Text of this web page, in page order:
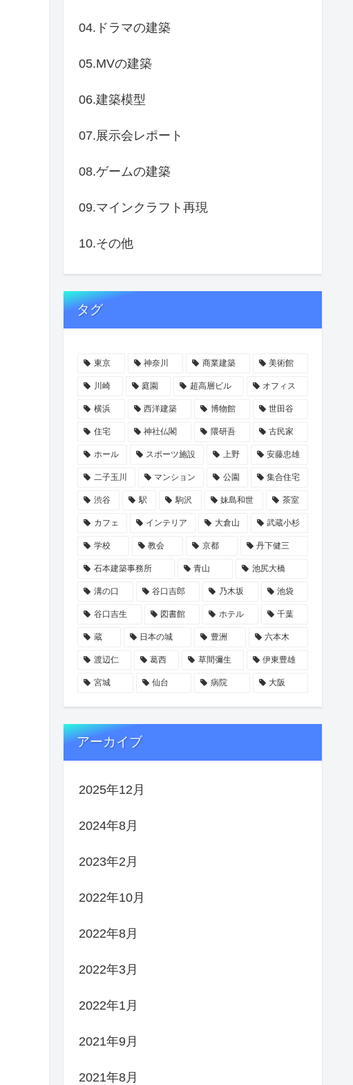
04.ドラマの建築
05.MVの建築
06.建築模型
07.展示会レポート
08.ゲームの建築
09.マインクラフト再現
10.その他
タグ
東京 神奈川 商業建築 美術館
川崎 庭園 超高層ビル オフィス
横浜 西洋建築 博物館 世田谷
住宅 神社仏閣 隈研吾 古民家
ホール スポーツ施設 上野 安藤忠雄
二子玉川 マンション 公園 集合住宅
渋谷 駅 駒沢 妹島和世 茶室
カフェ インテリア 大倉山 武蔵小杉
学校 教会 京都 丹下健三
石本建築事務所 青山 池尻大橋
溝の口 谷口吉郎 乃木坂 池袋
谷口吉生 図書館 ホテル 千葉
蔵 日本の城 豊洲 六本木
渡辺仁 葛西 草間彌生 伊東豊雄
宮城 仙台 病院 大阪
アーカイブ
2025年12月
2024年8月
2023年2月
2022年10月
2022年8月
2022年3月
2022年1月
2021年9月
2021年8月